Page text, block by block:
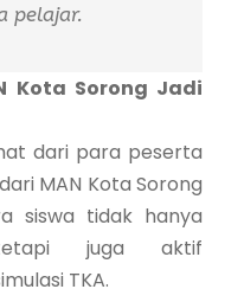
pelajar.
Kota Sorong Jadi
dari para peserta
MAN Kota Sorong
siswa tidak hanya
juga aktif
TKA.